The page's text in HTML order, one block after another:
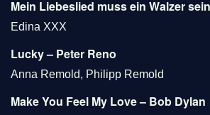
Mein Liebeslied muss ein Walzer
Edina XXX
Lucky – Peter Reno
Anna Remold, Philipp Remold
Make You Feel My Love – Bob Dylan